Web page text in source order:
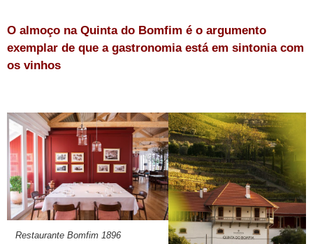
O almoço na Quinta do Bomfim é o argumento
exemplar de que a gastronomia está em sintonia com
os vinhos
Restaurante Bomfim 1896